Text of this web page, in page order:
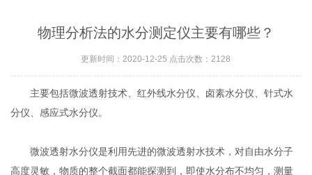
物理分析法的水分测定仪主要有哪些？
更新时间：2020-12-25 点击次数：2128
主要包括微波透射技术、红外线水分仪、卤素水分仪、针式水
分仪、感应式水分仪。
微波透射水分仪是利用先进的微波透射水技术，对自由水分子
高度灵敏，物质的整个截面都能探测到，即使水分布不均匀，测量